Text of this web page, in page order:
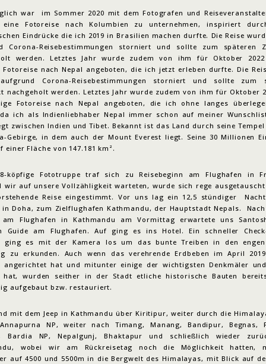
war im Sommer 2020 mit dem Fotografen und
eine Fotoreise nach Kolumbien zu unternehmen, inspiriert
Eindrücke die ich 2019 in Brasilien machen durfte. Die Reise
Corona-Reisebestimmungen storniert und sollte zum späteren
werden. Letztes Jahr wurde zudem von ihm für Oktober
Fotoreise nach Nepal angeboten, die ich jetzt erleben durfte. Die
Corona-Reisebestimmungen storniert und sollte zum
nachgeholt werden. Letztes Jahr wurde zudem von ihm für Oktober
Fotoreise nach Nepal angeboten, die ich ohne langes
ich als Indienliebhaber Nepal immer schon auf meiner
zwischen Indien und Tibet. Bekannt ist das Land durch seine
Gebirge, in dem auch der Mount Everest liegt. Seine 30 Millionen
einer Fläche von 147.181 km².
köpfige Fototruppe traf sich zu Reisebeginn am Flughafen in
wir auf unsere Vollzähligkeit warteten, wurde sich rege
Reise eingestimmt. Vor uns lag ein 12,5 stündiger
in Doha, zum Zielflughafen Kathmandu, der Hauptstadt Nepals.
am Flughafen in Kathmandu am Vormittag erwartete uns
Guide am Flughafen. Auf ging es ins Hotel. Ein schneller
ging es mit der Kamera los um das bunte Treiben in den engen
zu erkunden. Auch wenn das verehrende Erdbeben im April
angerichtet hat und mitunter einige der wichtigsten Denkmäler
hat, wurden seither in der Stadt etliche historische Bauten
aufgebaut bzw. restauriert.
mit dem Jeep in Kathmandu über Kiritipur, weiter durch die
NP, weiter nach Timang, Manang, Bandipur, Begnas,
Bardia NP, Nepalgunj, Bhaktapur und schließlich wieder
wobei wir am Rückreisetag noch die Möglichkeit hatten,
auf 4500 und 5500m in die Bergwelt des Himalayas, mit Blick auf